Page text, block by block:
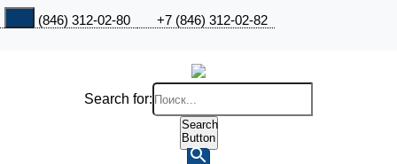
+7 (846) 312-02-80 +7 (846) 312-02-82
Search for:
Search
Button